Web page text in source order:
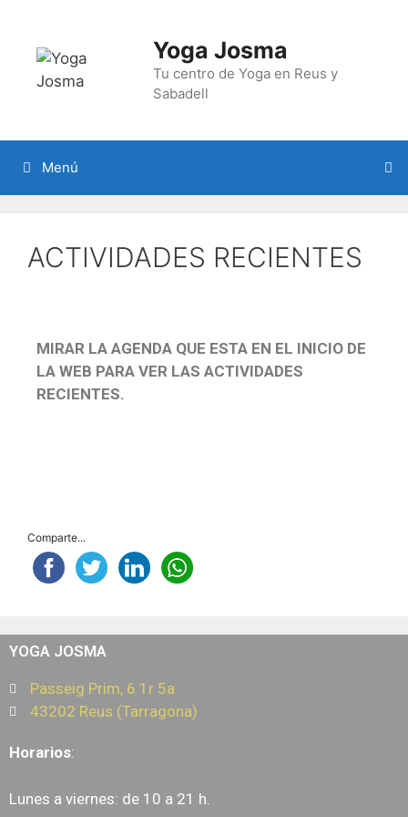
Yoga Josma
Tu centro de Yoga en Reus y
Sabadell
Menú
ACTIVIDADES RECIENTES
MIRAR LA AGENDA QUE ESTA EN EL INICIO DE
LA WEB PARA VER LAS ACTIVIDADES
RECIENTES.
Comparte...
YOGA JOSMA
Passeig Prim, 6 1r 5a
43202 Reus (Tarragona)
Horarios:
Lunes a viernes: de 10 a 21 h.